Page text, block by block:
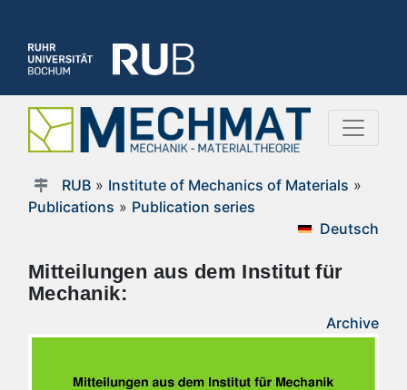
RUB» Institute of Mechanics of Materials »
Publications » Publication series
Deutsch
Mitteilungen aus dem Institut für
Mechanik:
Archive